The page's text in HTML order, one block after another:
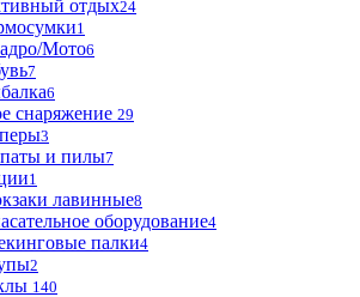
отдых24
1
Мото6
7
6
снаряжение 29
3
и пилы7
1
лавинные8
оборудование4
палки4
2
140